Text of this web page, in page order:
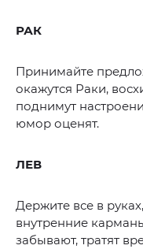
РАК
Принимайте
окажутся Раки,
поднимут
юмор оценят.
ЛЕВ
Держите все в
внутренние
забывают, тратят